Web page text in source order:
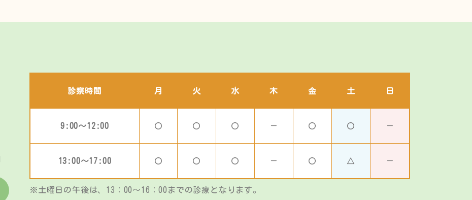
診察時間 月 火 水 木 金 土 日
9:00～12:00 〇 〇 〇 － 〇 〇 －
13:00～17:00 〇 〇 〇 － 〇 △ －
※土曜日の午後は、13：00～16：00までの診療となります。